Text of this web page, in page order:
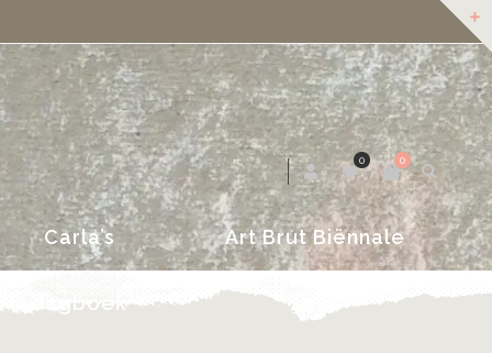
0
0
Carla’s
dagboek
Art Brut Biënnale
2018